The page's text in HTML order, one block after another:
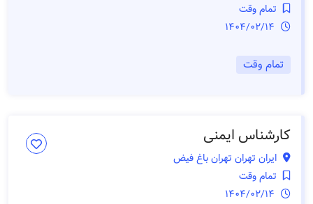
تمام وقت
تمام وقت
کارشناس ایمنی
ایران تهران تهران باغ فیض
تمام وقت